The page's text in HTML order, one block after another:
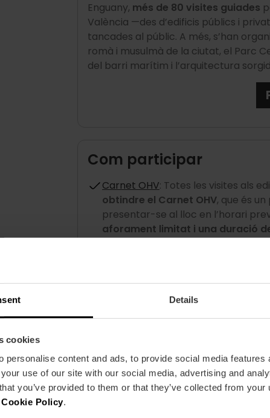
Details
cookies
personalise content and ads, to provide social media
use of our site with our social media, advertising and
you’ve provided to them or that they’ve collected from
Cookie Policy.
Enguany, més de 80 visites guiades
València —des d’edificis públics i
tancades al públic. A més, s’han
romà i musulmà de la ciutat, el Parc
del barri marítim i l’arquitectura
Com participar
Carnet OHV: Totes les visites als
obtindre el Carnet OHV, que és
presentar-se al lloc en l’horari
aforament limitat i una duració
: Gaudeix d’accés
només amb aquesta targeta es
Joan de l’Hospital, accessibles